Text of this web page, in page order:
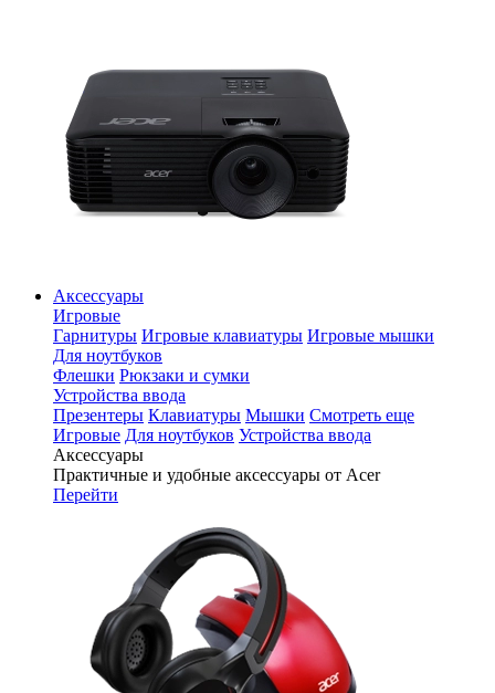
Аксессуары
Игровые
Гарнитуры Игровые клавиатуры Игровые мышки
Для ноутбуков
Флешки Рюкзаки и сумки
Устройства ввода
Презентеры Клавиатуры Мышки Смотреть еще
Игровые Для ноутбуков Устройства ввода
Аксессуары
Практичные и удобные аксессуары от Acer
Перейти